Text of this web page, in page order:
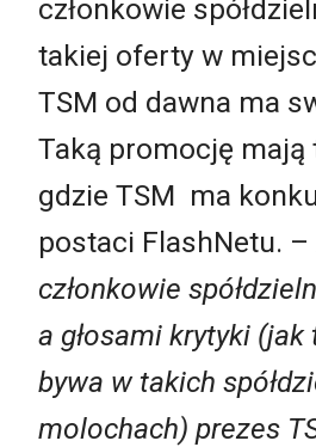
członkowie
takiej oferty w
TSM od dawna ma
Taką promocję mają
gdzie TSM ma
postaci FlashNetu. –
członkowie
a głosami krytyki (jak
bywa w takich
molochach) prezes